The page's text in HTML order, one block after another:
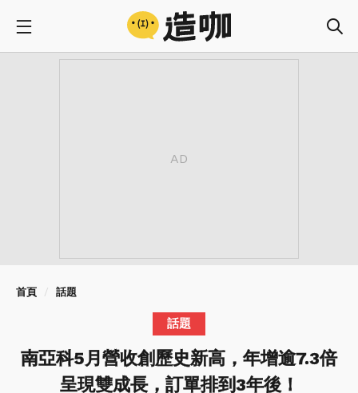
首頁 話題
話題
南亞科5月營收創歷史新高，年增逾7.3倍
呈現雙成長，訂單排到3年後！